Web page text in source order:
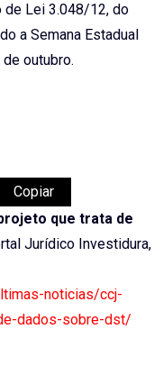
de Lei 3.048/12, do
a Semana Estadual
outubro.
Copiar
que trata de
Jurídico Investidura,
noticias/ccj-
dados-sobre-dst/